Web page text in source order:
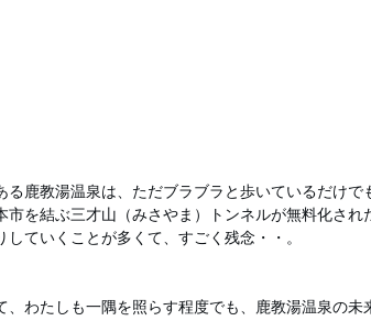
る鹿教湯温泉は、ただブラブラと歩いているだけ
市を結ぶ三才山（みさやま）トンネルが無料化さ
していくことが多くて、すごく残念・・。
、わたしも一隅を照らす程度でも、鹿教湯温泉の